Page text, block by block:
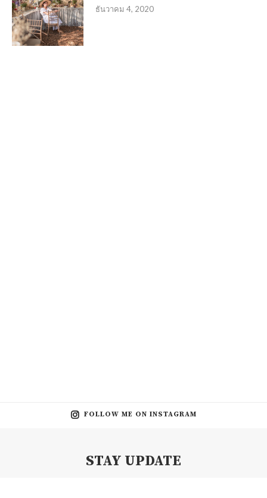
ธันวาคม 4, 2020
FOLLOW ME ON INSTAGRAM
STAY UPDATE